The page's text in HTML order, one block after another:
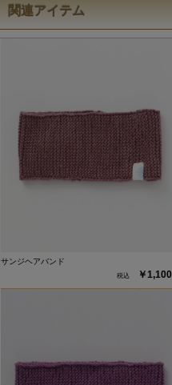
関連アイテム
サンジヘアバンド
￥1,100